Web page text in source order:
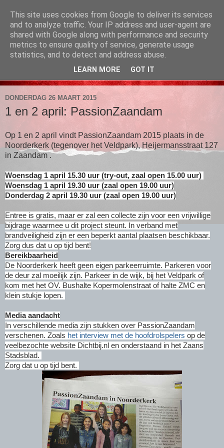
PassionZaandam
1 en 2 april, Noorderkerk, Heijermansstraat 127, Zaandam
DONDERDAG 26 MAART 2015
1 en 2 april: PassionZaandam
Op 1 en 2 april vindt PassionZaandam 2015 plaats in de
Noorderkerk (tegenover het Veldpark), Heijermansstraat 127
in Zaandam .
Woensdag 1 april 15.30 uur (try-out, zaal open 15.00 uur)
Woensdag 1 april 19.30 uur (zaal open 19.00 uur)
Donderdag 2 april 19.30 uur (zaal open 19.00 uur)
Entree is gratis, maar er zal een collecte zijn voor een vrijwillige
bijdrage waarmee u dit project steunt.
In verband met
brandveiligheid zijn er een beperkt aantal plaatsen beschikbaar.
Zorg dus dat u op tijd bent!
Bereikbaarheid
De Noorderkerk heeft geen eigen parkeerruimte. Parkeren voor
de deur zal moeilijk zijn. Parkeer in de wijk, bij het Veldpark of
kom met het OV. Bushalte Kopermolenstraat of halte ZMC en
klein stukje lopen.
Media aandacht
In verschillende media zijn stukken over PassionZaandam
verschenen. Zoals het interview met de hoofdrolspelers op de
veelbezochte website Dichtbij.nl en onderstaand in het Zaans
Stadsblad.
Zorg dat u op tijd bent.
This site uses cookies from Google to deliver its services
and to analyze traffic. Your IP address and user-agent are
shared with Google along with performance and security
metrics to ensure quality of service, generate usage
statistics, and to detect and address abuse.
LEARN MORE GOT IT